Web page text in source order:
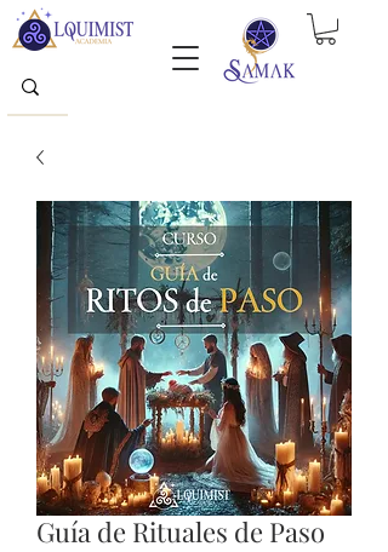
Guía de Rituales de Paso